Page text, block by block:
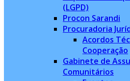
(LGPD)
Procon Sarandi
Procuradoria
Acordos
Cooperação
Gabinete de
Comunitários